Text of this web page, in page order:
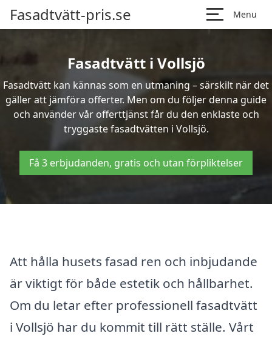
Fasadtvätt-pris.se Menu
Fasadtvätt i Vollsjö
Fasadtvätt kan kännas som en utmaning – särskilt när det
gäller att jämföra offerter. Men om du följer denna guide
och använder vår offerttjänst får du den enklaste och
tryggaste fasadtvätten i Vollsjö.
Få 3 erbjudanden, gratis och utan förpliktelser
Att hålla husets fasad ren och inbjudande
är viktigt för både estetik och hållbarhet.
Om du letar efter professionell fasadtvätt
i Vollsjö har du kommit till rätt ställe. Vårt